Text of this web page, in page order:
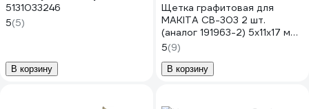
5131033246
5(5)
В корзину
Щетка графитовая для
MAKITA СВ-303 2 шт.
(аналог 191963-2) 5x11x17 мм
UNITED PARTS 90-0640
5(9)
В корзину